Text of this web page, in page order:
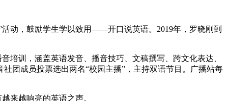
动，鼓励学生学以致用——开口说英语。2019年，罗晓刚到
训，涵盖英语发音、播音技巧、文稿撰写、跨文化表达、
团成员投票选出两名“校园主播”，主持双语节目。广播站每
来越响亮的英语之声。